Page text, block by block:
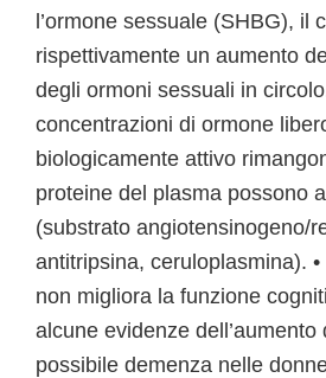
l’ormone sessuale (SHBG), il
rispettivamente un aumento
degli ormoni sessuali in
concentrazioni di ormone
biologicamente attivo
proteine del plasma possono
(substrato angiotensinogeno/
antitripsina, ceruloplasmina).
non migliora la funzione
alcune evidenze dell’aumento
possibile demenza nelle